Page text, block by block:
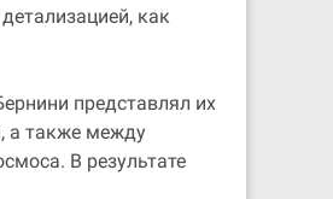
как
представлял их
а также между
В результате